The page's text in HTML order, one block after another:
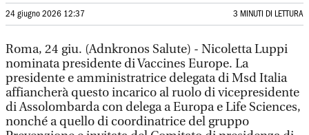
24 giugno 2026 12:37 3 MINUTI DI LETTURA
Roma, 24 giu. (Adnkronos Salute) - Nicoletta Luppi
nominata presidente di Vaccines Europe. La
presidente e amministratrice delegata di Msd Italia
affiancherà questo incarico al ruolo di vicepresidente
di Assolombarda con delega a Europa e Life Sciences,
nonché a quello di coordinatrice del gruppo